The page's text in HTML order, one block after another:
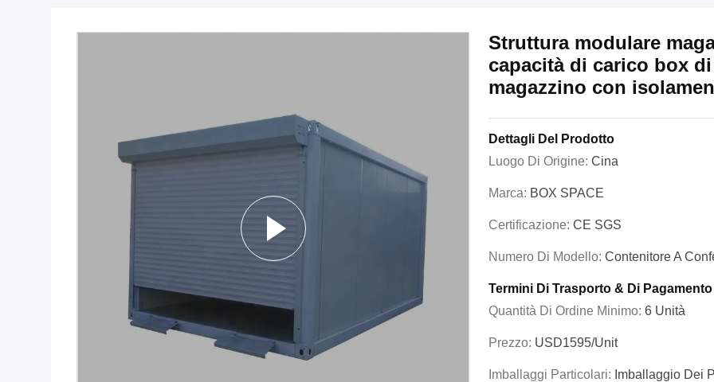
Struttura modulare
capacità di carico box
magazzino con
Dettagli Del Prodotto
Luogo Di Origine: Cina
Marca: BOX SPACE
Certificazione: CE SGS
Numero Di Modello: Contenitore A
Termini Di Trasporto & Di Pagamento
Quantità Di Ordine Minimo: 6 Unità
Prezzo: USD1595/unit
Imballaggi Particolari: Imballaggio Dei